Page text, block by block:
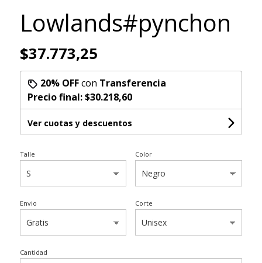
Lowlands#pynchon
$37.773,25
20% OFFcon Transferencia
Precio final:$30.218,60
Ver cuotas y descuentos
Talle Color
Envio Corte
Cantidad